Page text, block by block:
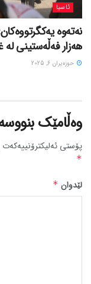
ئاسیا
هەزار فەڵەستینی لە
حوزه‌یران 6, 2025
وەڵامێک
پۆستی ئەلیکترۆنییەکەت
*
لێدوان *